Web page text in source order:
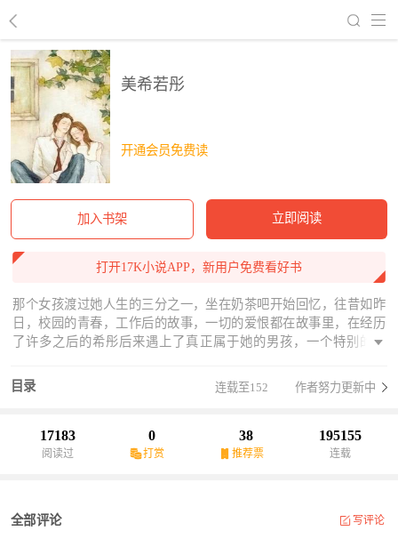
美希若彤
开通会员免费读
加入书架 立即阅读
打开17K小说APP，新用户免费看好书
那个女孩渡过她人生的三分之一，坐在奶茶吧开始回忆，往昔如昨
日，校园的青春，工作后的故事，一切的爱恨都在故事里，在经历
了许多之后的希彤后来遇上了真正属于她的男孩，一个特别的男
么，然后遇见更好的自己，抑或也为了更好的遇见。故事跌宕起
伏，动人心弦，纯纯的感情，掺杂了一些职场。一起见证希彤的成
大，乐观，开朗的女孩子，整整经历了十几年，也许要成就一个人
真的是需要时间，一个人的沉淀不是朝夕能成功的。我们都在期
是更好的未来，就让这过去定格在三分之一的人生里，不丢弃，也
不纠结，安然的放在那里，成为更好的自己。我不知道后来的后
目录 连载至152 作者努力更新中
17183
阅读过
0
打赏
38
推荐票
195155
连载
全部评论 写评论